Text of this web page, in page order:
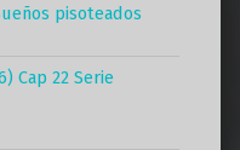
pisoteados
Cap 22 Serie